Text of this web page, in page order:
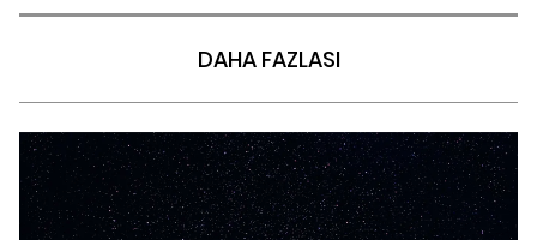
DAHA FAZLASI